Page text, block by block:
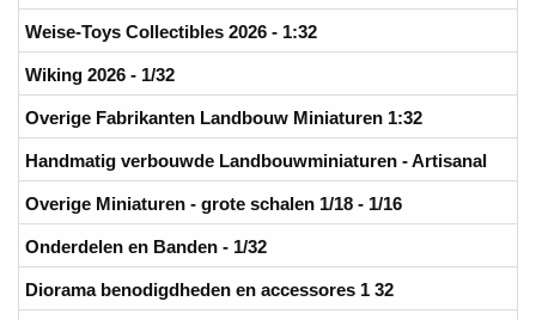
Weise-Toys Collectibles 2026 - 1:32
Wiking 2026 - 1/32
Overige Fabrikanten Landbouw Miniaturen 1:32
Handmatig verbouwde Landbouwminiaturen - Artisanal
Overige Miniaturen - grote schalen 1/18 - 1/16
Onderdelen en Banden - 1/32
Diorama benodigdheden en accessores 1 32